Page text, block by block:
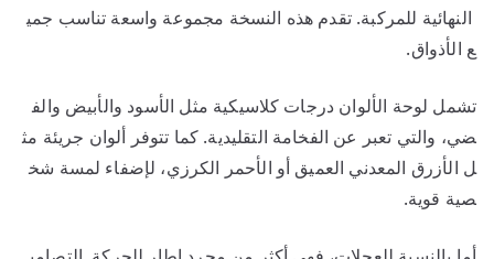
النهائية للمركبة. تقدم هذه النسخة مجموعة واسعة تناسب جمي
ع الأذواق.
تشمل لوحة الألوان درجات كلاسيكية مثل الأسود والأبيض والف
ضي، والتي تعبر عن الفخامة التقليدية. كما تتوفر ألوان جريئة مث
ل الأزرق المعدني العميق أو الأحمر الكرزي، لإضفاء لمسة شخ
صية قوية.